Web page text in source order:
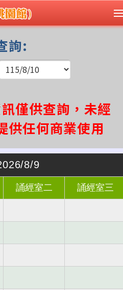
詢:
僅供查詢，未經
供任何商業使用
8/9
誦經室二 誦經室三